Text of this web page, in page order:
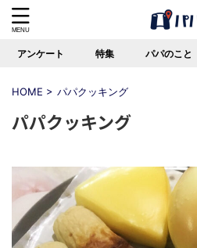
アンケート 特集 パパのこと
HOME > パパクッキング
パパクッキング